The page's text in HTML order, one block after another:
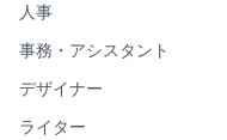
人事
事務・アシスタント
デザイナー
ライター